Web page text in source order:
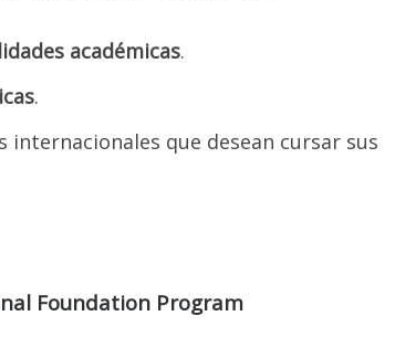
académicas.
.
internacionales que desean cursar sus
Foundation Program